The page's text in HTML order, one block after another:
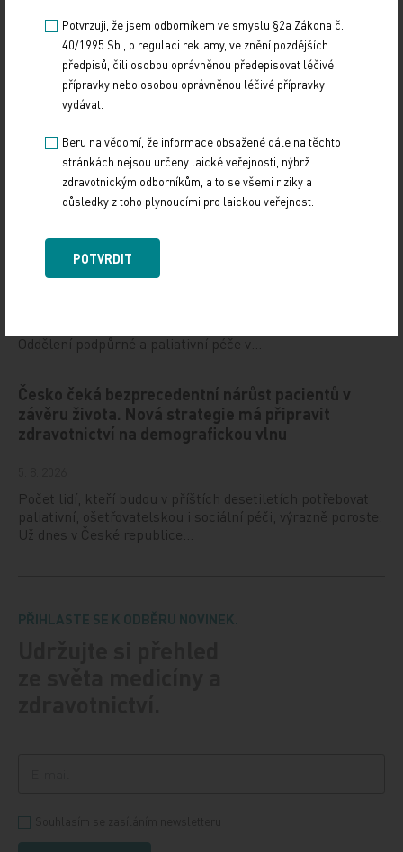
Aktuální farmakoterapeutické možnosti léčby
hidradenitis suppurativa
MEDISEKCE
6. 8. 2026
Hidradenitis suppurativa (HS, acne inversa) je chronické
recidivující zánětlivé onemocnění folikulární jednotky,
které se klinicky manifestuje…
strategii v praxi
5. 8. 2026
Oddělení podpůrné a paliativní péče v…
Česko čeká bezprecedentní nárůst pacientů v
závěru života. Nová strategie má připravit
zdravotnictví na demografickou vlnu
Počet lidí, kteří budou v příštích desetiletích potřebovat
paliativní, ošetřovatelskou i sociální péči, výrazně poroste.
Už dnes v České republice…
PŘIHLASTE SE K ODBĚRU NOVINEK.
Potvrzuji, že jsem odborníkem ve smyslu §2a Zákona č.
40/1995 Sb., o regulaci reklamy, ve znění pozdějších
předpisů, čili osobou oprávněnou předepisovat léčivé
přípravky nebo osobou oprávněnou léčivé přípravky
vydávat.
Beru na vědomí, že informace obsažené dále na těchto
stránkách nejsou určeny laické veřejnosti, nýbrž
zdravotnickým odborníkům, a to se všemi riziky a
důsledky z toho plynoucími pro laickou veřejnost.
POTVRDIT